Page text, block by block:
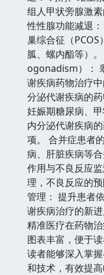
组人甲状旁腺激
性性腺功能减退
巢综合征（PCOS
胍、螺内酯等）
ogonadism）：
谢疾病药物治疗
分泌代谢疾病的
妊娠期糖尿病、
内分泌代谢疾病
项。 合并症患者
病、肝脏疾病等
作用与不良反应
理，不良反应的
管理： 提升患者
谢疾病治疗的新
精准医疗在药物
图表丰富，便于
读者能够深入掌
和技术，有效提高